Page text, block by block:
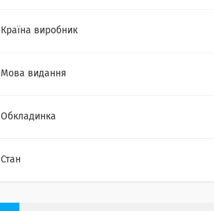
Країна виробник
Мова видання
Обкладинка
Стан